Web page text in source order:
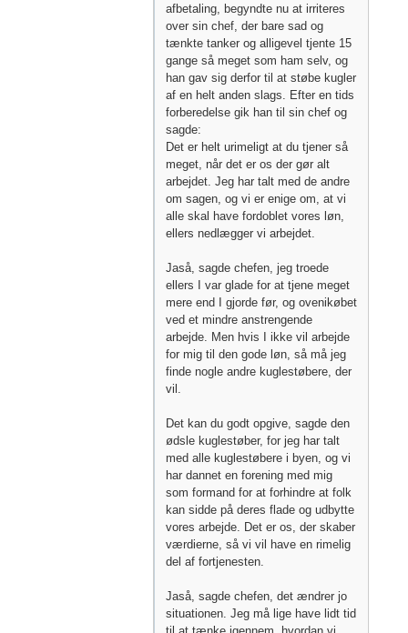
afbetaling, begyndte nu at irriteres
over sin chef, der bare sad og
tænkte tanker og alligevel tjente 15
gange så meget som ham selv, og
han gav sig derfor til at støbe kugler
af en helt anden slags. Efter en tids
forberedelse gik han til sin chef og
sagde:
Det er helt urimeligt at du tjener så
meget, når det er os der gør alt
arbejdet. Jeg har talt med de andre
om sagen, og vi er enige om, at vi
alle skal have fordoblet vores løn,
ellers nedlægger vi arbejdet.
Jaså, sagde chefen, jeg troede
ellers I var glade for at tjene meget
mere end I gjorde før, og ovenikøbet
ved et mindre anstrengende
arbejde. Men hvis I ikke vil arbejde
for mig til den gode løn, så må jeg
finde nogle andre kuglestøbere, der
vil.
Det kan du godt opgive, sagde den
ødsle kuglestøber, for jeg har talt
med alle kuglestøbere i byen, og vi
har dannet en forening med mig
som formand for at forhindre at folk
kan sidde på deres flade og udbytte
vores arbejde. Det er os, der skaber
værdierne, så vi vil have en rimelig
del af fortjenesten.
Jaså, sagde chefen, det ændrer jo
situationen. Jeg må lige have lidt tid